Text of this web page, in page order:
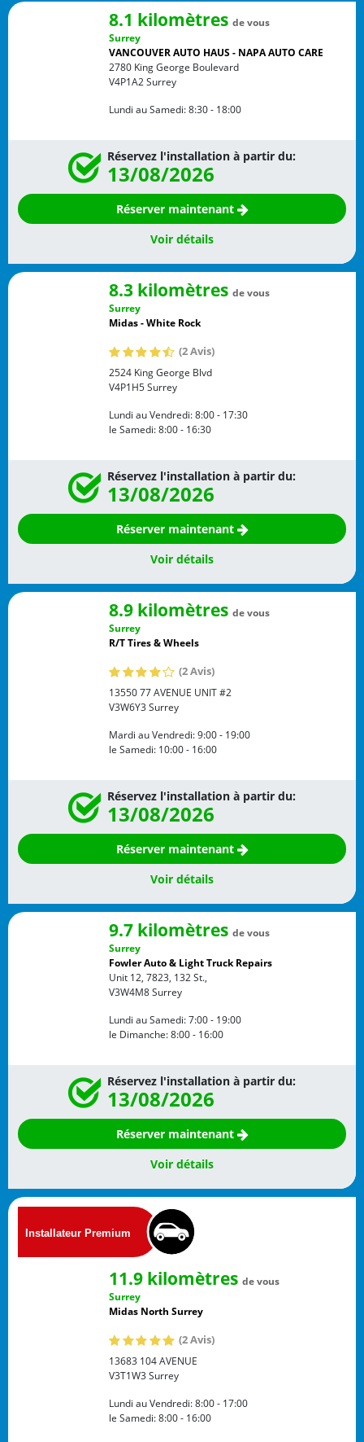
8.1 kilomètres de vous
Surrey
VANCOUVER AUTO HAUS - NAPA AUTO CARE
2780 King George Boulevard
V4P1A2Surrey
Lundi au Samedi:8:30 - 18:00
Réservez l'installation à partir du:
13/08/2026
Réserver maintenant
Voir détails
8.3 kilomètres de vous
Surrey
Midas - White Rock
(2 Avis)
2524 King George Blvd
V4P1H5Surrey
Lundi au Vendredi:8:00 - 17:30
le Samedi:8:00 - 16:30
Réservez l'installation à partir du:
13/08/2026
Réserver maintenant
Voir détails
8.9 kilomètres de vous
Surrey
R/T Tires & Wheels
(2 Avis)
13550 77 AVENUE UNIT #2
V3W6Y3Surrey
Mardi au Vendredi:9:00 - 19:00
le Samedi: 10:00 - 16:00
Réservez l'installation à partir du:
13/08/2026
Réserver maintenant
Voir détails
9.7 kilomètres de vous
Surrey
Fowler Auto & Light Truck Repairs
Unit 12, 7823, 132 St.,
V3W4M8Surrey
Lundi au Samedi:7:00 - 19:00
le Dimanche:8:00 - 16:00
Réservez l'installation à partir du:
13/08/2026
Réserver maintenant
Voir détails
11.9 kilomètres de vous
Surrey
Midas North Surrey
(2 Avis)
13683 104 AVENUE
V3T1W3Surrey
Lundi au Vendredi:8:00 - 17:00
le Samedi:8:00 - 16:00